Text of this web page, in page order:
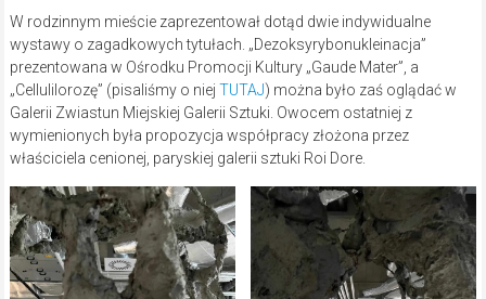
W rodzinnym mieście zaprezentował dotąd dwie indywidualne
wystawy o zagadkowych tytułach. „Dezoksyrybonukleinacja”
prezentowana w Ośrodku Promocji Kultury „Gaude Mater”, a
„Cellulilorozę” (pisaliśmy o niej TUTAJ) można było zaś oglądać w
Galerii Zwiastun Miejskiej Galerii Sztuki. Owocem ostatniej z
wymienionych była propozycja współpracy złożona przez
właściciela cenionej, paryskiej galerii sztuki Roi Dore.